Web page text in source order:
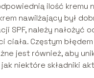
ilość
nawilżający był
SPF, należy nałożyć
ciała. Częstym
jest również, aby
niektóre składniki